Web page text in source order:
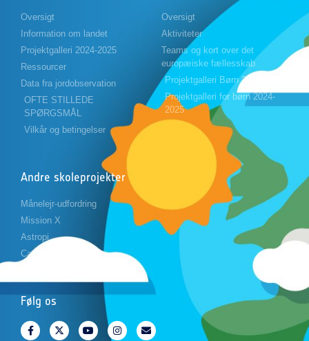
Oversigt
Information om landet
Projektgalleri 2024-2025
Ressourcer
Data fra jordobservation
OFTE STILLEDE
SPØRGSMÅL
Vilkår og betingelser
Oversigt
Aktiviteter
Teams og kort over det
europæiske fællesskab
Projektgalleri Børn 2023-2024
Projektgalleri for børn 2024-
2025
Andre skoleprojekter
Månelejr-udfordring
Mission X
Astropi
Cansat
Følg os